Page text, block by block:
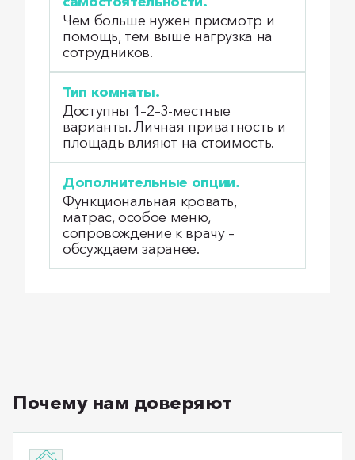
Чем больше нужен присмотр и
помощь, тем выше нагрузка на
сотрудников.
Тип комнаты.
Доступны 1–2–3‑местные
варианты. Личная приватность и
площадь влияют на стоимость.
Дополнительные опции.
Функциональная кровать,
матрас, особое меню,
сопровождение к врачу –
обсуждаем заранее.
Почему нам доверяют